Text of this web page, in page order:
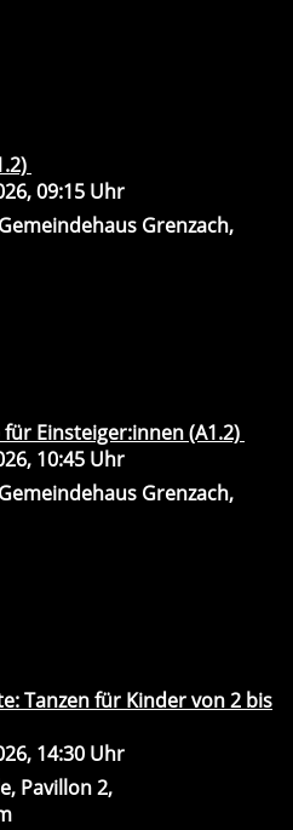
09:15 Uhr
Grenzach,
Einsteiger:innen (A1.2)
10:45 Uhr
Grenzach,
Tanzen für Kinder von 2 bis
14:30 Uhr
Pavillon 2,